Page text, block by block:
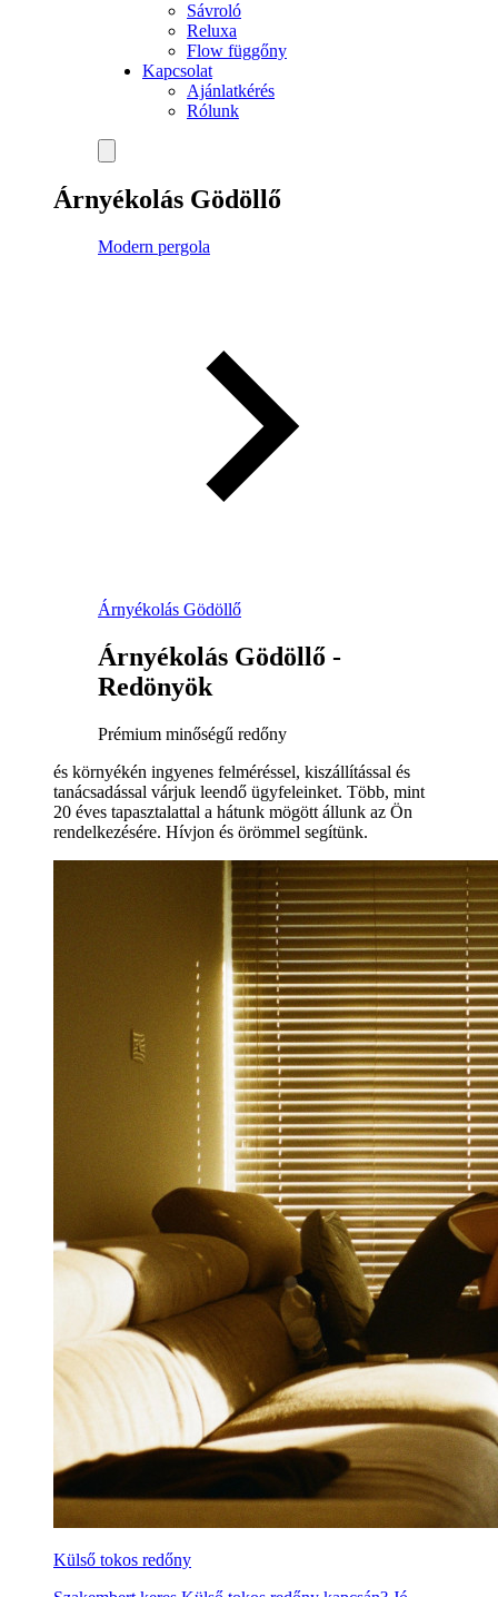
Sávroló
Reluxa
Flow függőny
Kapcsolat
Ajánlatkérés
Rólunk
Árnyékolás Gödöllő
Modern pergola
Árnyékolás Gödöllő
Árnyékolás Gödöllő -
Redönyök
Prémium minőségű redőny
és környékén ingyenes felméréssel, kiszállítással és
tanácsadással várjuk leendő ügyfeleinket. Több, mint
20 éves tapasztalattal a hátunk mögött állunk az Ön
rendelkezésére. Hívjon és örömmel segítünk.
Külső tokos redőny